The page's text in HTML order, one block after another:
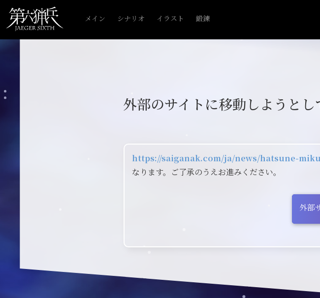
メイン シナリオ イラスト 鍛錬
外部のサイトに移動しようとし
https://saiganak.com/ja/news/hatsune-
なります。ご了承のうえお進みください。
外部